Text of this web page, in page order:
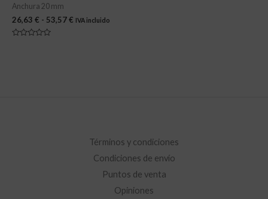
Anchura 20 mm
26,63 € - 53,57€ IVA incluido
Términos y condiciones
Condiciones de envío
Puntos de venta
Opiniones